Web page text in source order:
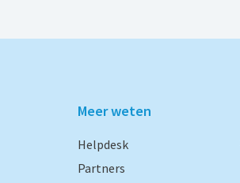
Meer weten
Helpdesk
Partners